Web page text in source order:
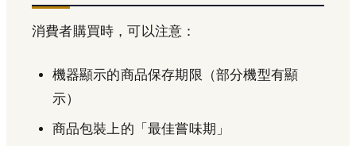
消費者購買時，可以注意：
機器顯示的商品保存期限（部分機型有顯
示）
商品包裝上的「最佳嘗味期」